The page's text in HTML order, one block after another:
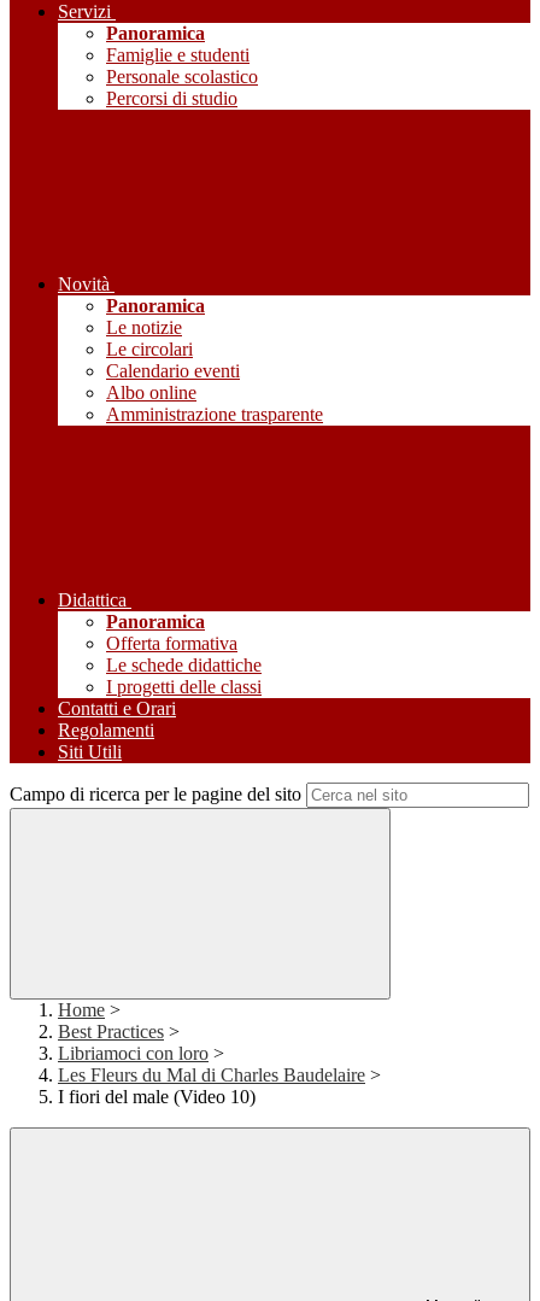
Servizi
Panoramica
Famiglie e studenti
Personale scolastico
Percorsi di studio
Novità
Panoramica
Le notizie
Le circolari
Calendario eventi
Albo online
Amministrazione trasparente
Didattica
Panoramica
Offerta formativa
Le schede didattiche
I progetti delle classi
Contatti e Orari
Regolamenti
Siti Utili
Campo di ricerca per le pagine del sito
Home >
Best Practices >
Libriamoci con loro >
Les Fleurs du Mal di Charles Baudelaire >
I fiori del male (Video 10)